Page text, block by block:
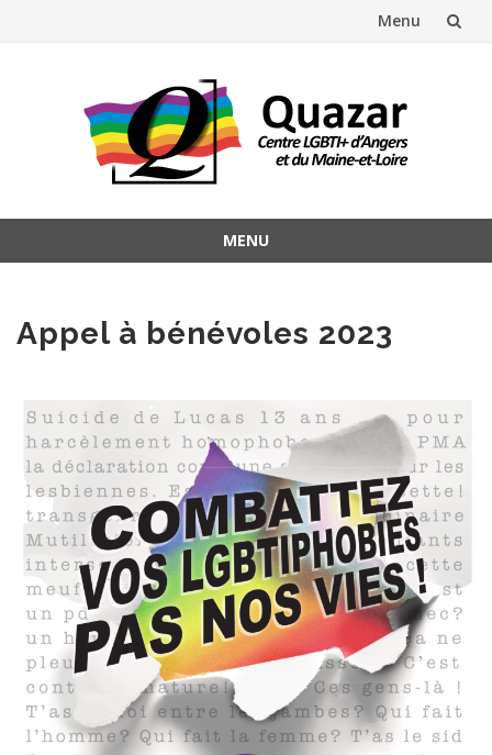
Menu
MENU
contenu
Appel à bénévoles 2023